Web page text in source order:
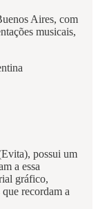
Aires, com
musicais,
possui um
a essa
gráfico,
recordam a